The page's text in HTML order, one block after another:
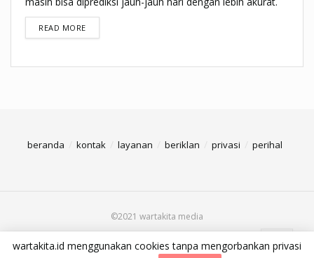
READ MOREDETAILS
beranda kontak layanan beriklan privasi perihal
©2021 wartakita media
wartakita.id menggunakan cookies tanpa mengorbankan privasi